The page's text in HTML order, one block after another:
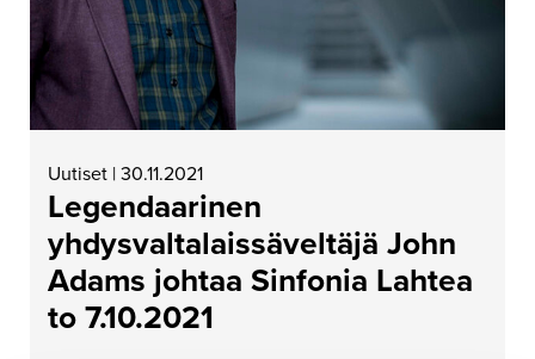
Uutiset | 30.11.2021
Legendaarinen
yhdysvaltalaissäveltäjä John
Adams johtaa Sinfonia Lahtea
to 7.10.2021